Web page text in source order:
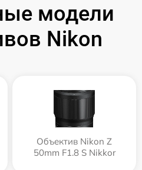
модели
Nikon
Объектив Nikon Z
50mm F1.8 S Nikkor